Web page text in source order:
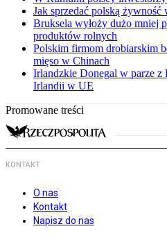
Jak sprzedać polską
Bruksela wyłoży dużo mniej
produktów rolnych
Polskim firmom drobiarskim
mięso w Chinach
Irlandzkie Donegal w parze z
Irlandii w UE
Promowane treści
KONTAKT
O nas
Kontakt
Napisz do nas